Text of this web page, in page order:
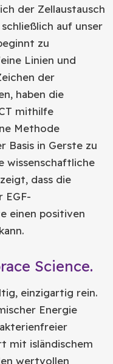
der Zellaustausch
auf unser
zu
Linien und
der
haben die
mithilfe
Methode
Basis in Gerste zu
wissenschaftliche
dass die
EGF-
einen positiven
Science.
einzigartig rein.
Energie
mit isländischem
wertvollen